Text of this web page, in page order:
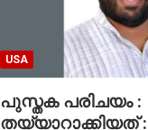
USA
പുസ്തക പരിചയം :
തയ്യാറാക്കിയത്